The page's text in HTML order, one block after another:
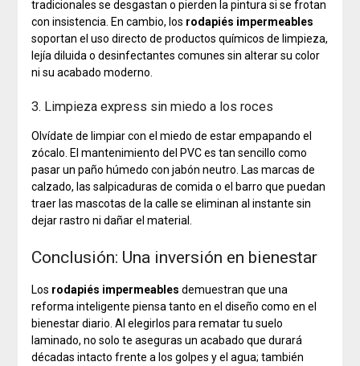
tradicionales se desgastan o pierden la pintura si se frotan
con insistencia. En cambio, los rodapiés impermeables
soportan el uso directo de productos químicos de limpieza,
lejía diluida o desinfectantes comunes sin alterar su color
ni su acabado moderno.
3. Limpieza express sin miedo a los roces
Olvídate de limpiar con el miedo de estar empapando el
zócalo. El mantenimiento del PVC es tan sencillo como
pasar un paño húmedo con jabón neutro. Las marcas de
calzado, las salpicaduras de comida o el barro que puedan
traer las mascotas de la calle se eliminan al instante sin
dejar rastro ni dañar el material.
Conclusión: Una inversión en bienestar
Los rodapiés impermeables demuestran que una
reforma inteligente piensa tanto en el diseño como en el
bienestar diario. Al elegirlos para rematar tu suelo
laminado, no solo te aseguras un acabado que durará
décadas intacto frente a los golpes y el agua; también